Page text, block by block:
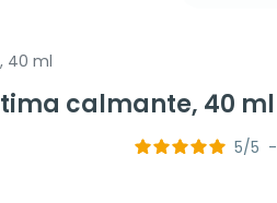
40 ml
calmante, 40 ml
5/5 -